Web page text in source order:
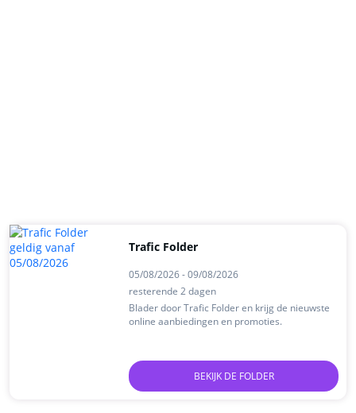
Trafic Folder
05/08/2026 - 09/08/2026
resterende 2 dagen
Blader door Trafic Folder en krijg de nieuwste
online aanbiedingen en promoties.
BEKIJK DE FOLDER